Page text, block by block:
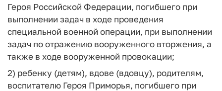
Героя Российской Федерации, погибшего при
выполнении задач в ходе проведения
специальной военной операции, при выполнении
задач по отражению вооруженного вторжения, а
также в ходе вооруженной провокации;
2) ребенку (детям), вдове (вдовцу), родителям,
воспитателю Героя Приморья, погибшего при